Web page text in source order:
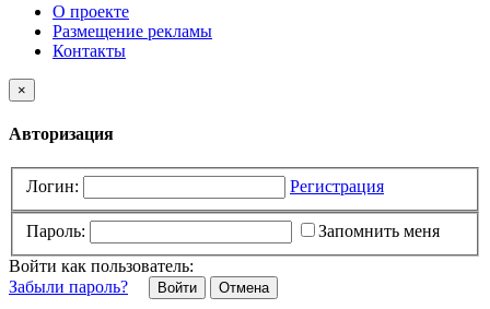
О проекте
Размещение рекламы
Контакты
×
Авторизация
Логин: Регистрация
Пароль:
Запомнить меня
Войти как пользователь:
Забыли пароль?
Отмена